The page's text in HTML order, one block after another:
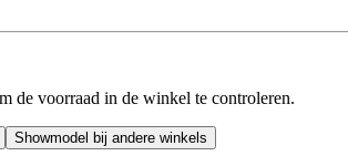
de voorraad in de winkel te controleren.
Showmodel bij andere winkels